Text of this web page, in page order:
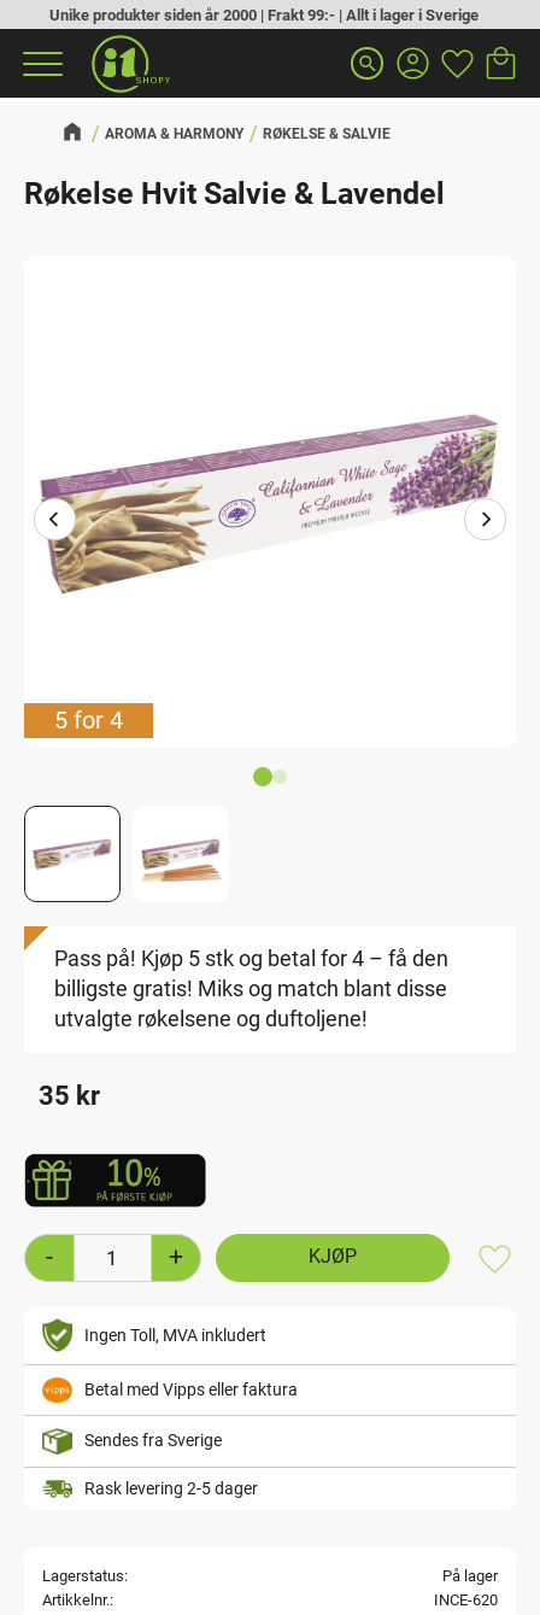
Meny
Unike produkter siden år 2000 | Frakt 99:- | Allt i lager i Sverige
search
AROMA & HARMONY RØKELSE & SALVIE
Røkelse Hvit Salvie & Lavendel
5 for 4
Pass på! Kjøp 5 stk og betal for 4 – få den
billigste gratis! Miks og match blant disse
utvalgte røkelsene og duftoljene!
35 kr
+
-
Ingen Toll, MVA inkludert
Betal med Vipps eller faktura
Sendes fra Sverige
Rask levering 2-5 dager
Lagerstatus
På lager
Artikkelnr.
INCE-620